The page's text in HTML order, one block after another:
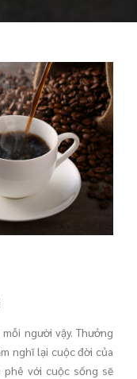
người vậy. Thưởng
nghĩ lại cuộc đời của
phê với cuộc sống sẽ